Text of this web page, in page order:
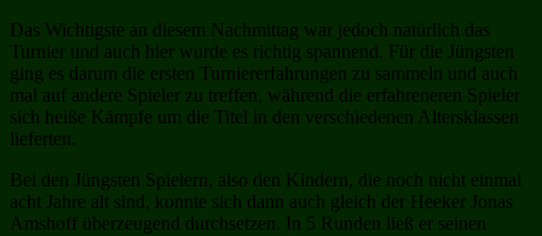
Das Wichtigste an diesem Nachmittag war jedoch natürlich das
Turnier und auch hier wurde es richtig spannend. Für die Jüngsten
ging es darum die ersten Turniererfahrungen zu sammeln und auch
mal auf andere Spieler zu treffen, während die erfahreneren Spieler
sich heiße Kämpfe um die Titel in den verschiedenen Altersklassen
lieferten.
Bei den Jüngsten Spielern, also den Kindern, die noch nicht einmal
acht Jahre alt sind, konnte sich dann auch gleich der Heeker Jonas
Amshoff überzeugend durchsetzen. In 5 Runden ließ er seinen